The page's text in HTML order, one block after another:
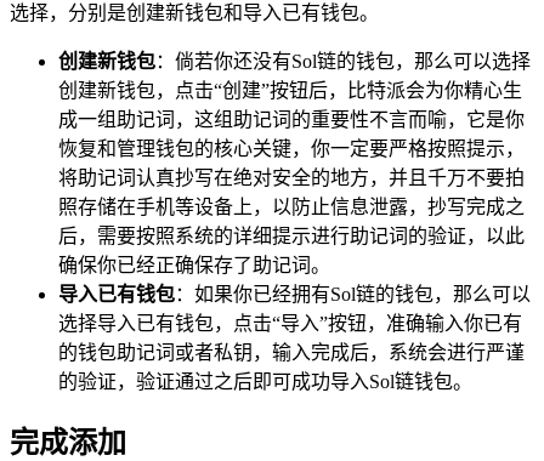
选择，分别是创建新钱包和导入已有钱包。
创建新钱包：倘若你还没有Sol链的钱包，那么可以选择
创建新钱包，点击“创建”按钮后，比特派会为你精心生
成一组助记词，这组助记词的重要性不言而喻，它是你
恢复和管理钱包的核心关键，你一定要严格按照提示，
将助记词认真抄写在绝对安全的地方，并且千万不要拍
照存储在手机等设备上，以防止信息泄露，抄写完成之
后，需要按照系统的详细提示进行助记词的验证，以此
确保你已经正确保存了助记词。
导入已有钱包：如果你已经拥有Sol链的钱包，那么可以
选择导入已有钱包，点击“导入”按钮，准确输入你已有
的钱包助记词或者私钥，输入完成后，系统会进行严谨
的验证，验证通过之后即可成功导入Sol链钱包。
完成添加